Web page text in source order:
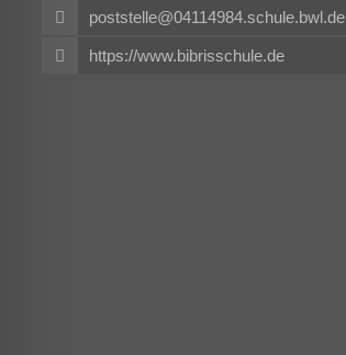
poststelle@04114984.schule.bwl.de
https://www.bibrisschule.de